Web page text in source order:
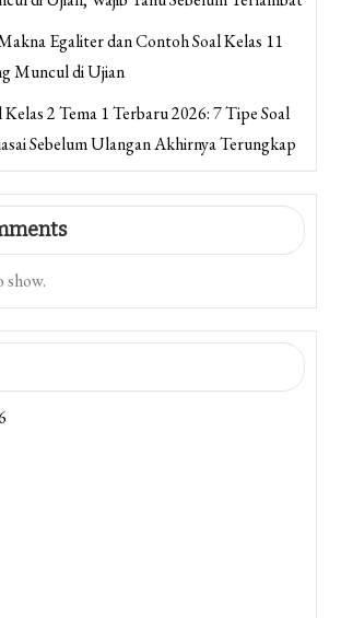
Egaliter dan Contoh Soal Kelas 11
Muncul di Ujian
2 Tema 1 Terbaru 2026: 7 Tipe Soal
Sebelum Ulangan Akhirnya Terungkap